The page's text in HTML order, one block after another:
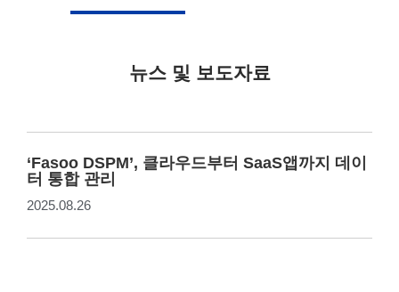
뉴스 및 보도자료
‘Fasoo DSPM’, 클라우드부터 SaaS앱까지 데이
터 통합 관리
2025.08.26